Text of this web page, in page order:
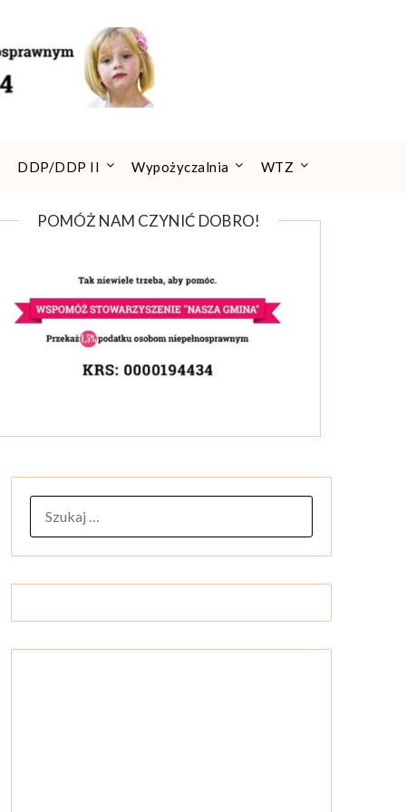
DDP/DDP II Wypożyczalnia WTZ
POMÓŻ NAM CZYNIĆ DOBRO!